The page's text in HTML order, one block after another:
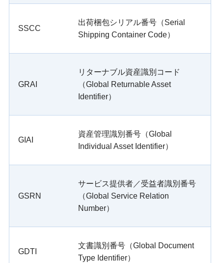
SSCC
出荷梱包シリアル番号（Serial
Shipping Container Code）
GRAI
リターナブル資産識別コード
（Global Returnable Asset
Identifier）
GIAI
資産管理識別番号（Global
Individual Asset Identifier）
GSRN
サービス提供者／受益者識別番号
（Global Service Relation
Number）
GDTI
文書識別番号（Global Document
Type Identifier）